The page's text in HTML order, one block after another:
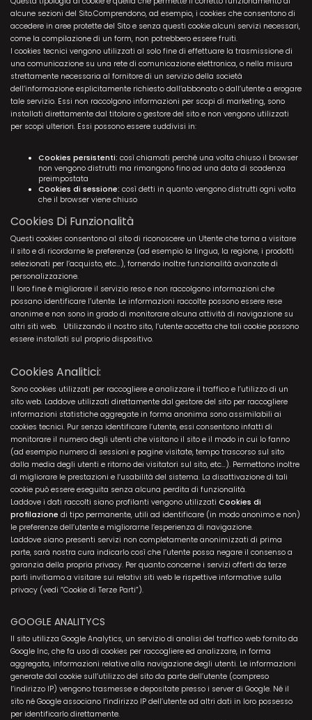
alcune sezioni del Sito.Comprendono, ad esempio, i cookies che consentono di
accedere in aree protette del Sito e senza questi cookie alcuni servizi necessari,
come la compilazione di un form, non potrebbero essere fruiti.
I cookies tecnici vengono utilizzati al solo fine di effettuare la trasmissione di
una comunicazione su una rete di comunicazione elettronica, o nella misura
strettamente necessaria al fornitore di un servizio della società
dell’informazione esplicitamente richiesto dall’abbonato o dall’utente a erogare
tale servizio. Essi non raccolgono informazioni per scopi di marketing, sono
installati direttamente dal titolare o gestore del sito e non vengono utilizzati
per scopi ulteriori. Essi possono essere suddivisi in:
Cookies persistenti: così chiamati perché una volta chiuso il browser
non vengono distrutti ma rimangono fino ad una data di scadenza
preimpostata
Cookies di sessione: così detti in quanto vengono distrutti ogni volta
che il browser viene chiuso
Cookies Di Funzionalità
Questi cookies consentono al sito di riconoscere un Utente che torna a visitare
il sito e di ricordarne le preferenze (ad esempio la lingua, la regione, i prodotti
selezionati per l’acquisto, etc…), fornendo inoltre funzionalità avanzate di
personalizzazione.
Il loro fine è migliorare il servizio reso e non raccolgono informazioni che
possano identificare l’utente. Le informazioni raccolte possono essere rese
anonime e non sono in grado di monitorare alcuna attività di navigazione su
altri siti web. Utilizzando il nostro sito, l’utente accetta che tali cookie possono
essere installati sul proprio dispositivo.
Cookies Analitici:
Sono cookies utilizzati per raccogliere e analizzare il traffico e l’utilizzo di un
sito web. Laddove utilizzati direttamente dal gestore del sito per raccogliere
informazioni statistiche aggregate in forma anonima sono assimilabili ai
cookies tecnici. Pur senza identificare l’utente, essi consentono infatti di
monitorare il numero degli utenti che visitano il sito e il modo in cui lo fanno
(ad esempio numero di sessioni e pagine visitate, tempo trascorso sul sito
dalla media degli utenti e ritorno dei visitatori sul sito, etc…). Permettono inoltre
di migliorare le prestazioni e l’usabilità del sistema. La disattivazione di tali
cookie può essere eseguita senza alcuna perdita di funzionalità.
Laddove i dati raccolti siano profilanti vengono utilizzati Cookies di
profilazione di tipo permanente, utili ad identificare (in modo anonimo e non)
le preferenze dell’utente e migliorarne l’esperienza di navigazione.
Laddove siano presenti servizi non completamente anonimizzati di prima
parte, sarà nostra cura indicarlo così che l’utente possa negare il consenso a
garanzia della propria privacy. Per quanto concerne i servizi offerti da terze
parti invitiamo a visitare sui relativi siti web le rispettive informative sulla
privacy (vedi “Cookie di Terze Parti”).
GOOGLE ANALITYCS
Il sito utilizza Google Analytics, un servizio di analisi del traffico web fornito da
Google Inc, che fa uso di cookies per raccogliere ed analizzare, in forma
aggregata, informazioni relative alla navigazione degli utenti. Le informazioni
generate dal cookie sull’utilizzo del sito da parte dell’utente (compreso
l’indirizzo IP) vengono trasmesse e depositate presso i server di Google. Né il
sito né Google associano l’indirizzo IP dell’utente ad altri dati in loro possesso
per identificarlo direttamente.